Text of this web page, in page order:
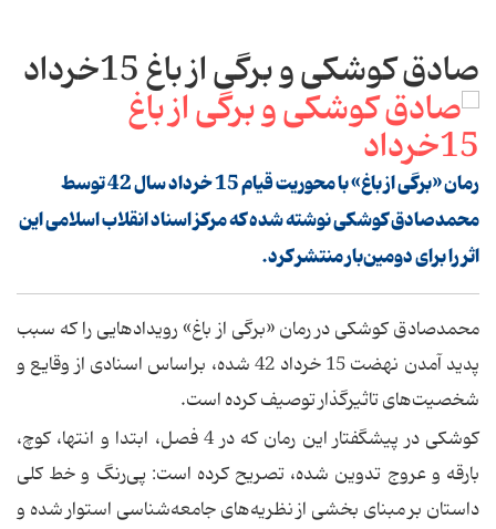
صادق کوشکی و برگی از باغ 15خرداد
رمان «برگی از باغ» با محوریت قیام 15 خرداد سال 42 توسط
محمدصادق کوشکی نوشته شده که مرکز اسناد انقلاب اسلامی این
اثر را برای دومین‌بار منتشر کرد.
محمدصادق کوشکی در رمان «برگی از باغ» رویدادهایی را که سبب
پدید آمدن نهضت 15 خرداد 42 شده، براساس اسنادی از وقایع و
شخصیت‌های تاثیرگذار توصیف کرده است.
کوشکی در پیشگفتار این رمان که در 4 فصل، ابتدا و انتها، کوچ،
بارقه و عروج تدوین شده، تصریح کرده است: پی‌رنگ و خط کلی
داستان بر مبنای بخشی از نظریه‌های جامعه‌شناسی استوار شده و